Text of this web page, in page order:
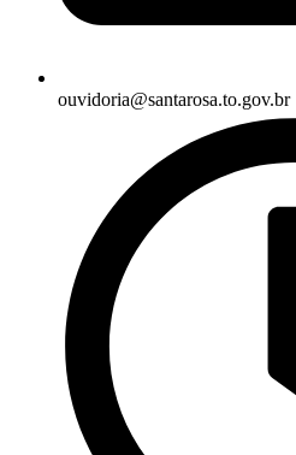
ouvidoria@santarosa.to.gov.br